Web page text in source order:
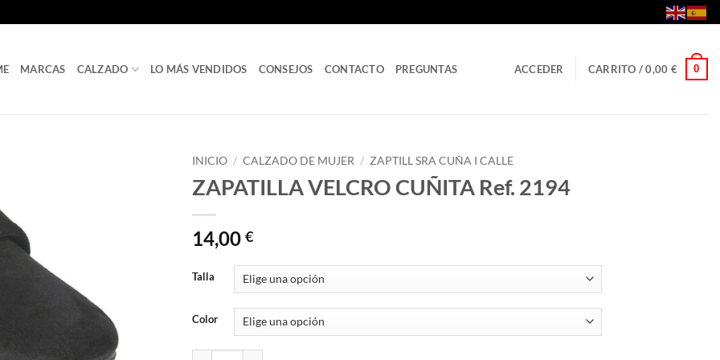
MARCAS CALZADO LO MÁS VENDIDOS CONSEJOS CONTACTO PREGUNTAS ACCEDER CARRITO /0,00 € 0
INICIO / CALZADO DE MUJER / ZAPTILL SRA CUÑA I CALLE
ZAPATILLA VELCRO CUÑITA Ref. 2194
14,00 €
Talla
Color